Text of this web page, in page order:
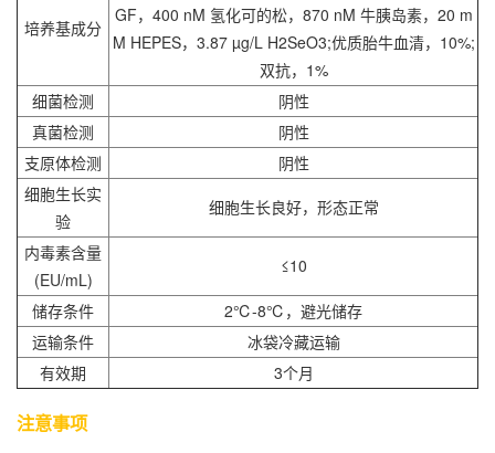
培养基成分
GF，400 nM 氢化可的松，870 nM 牛胰岛素，20 m
M HEPES，3.87 µg/L H2SeO3;优质胎牛血清，10%;
双抗，1%
细菌检测
阴性
真菌检测
阴性
支原体检测
阴性
细胞生长实
验
细胞生长良好，形态正常
内毒素含量
(EU/mL)
≤10
储存条件
2℃-8℃，避光储存
运输条件
冰袋冷藏运输
有效期
3个月
注意事项